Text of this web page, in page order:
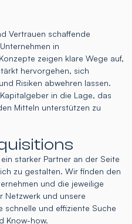
Vertrauen schaffende
in
zeigen klare Wege auf,
hervorgehen, sich
Risiken abwehren lassen.
in die Lage, das
Mitteln unterstützen zu
starker Partner an der Seite
zu gestalten. Wir finden den
und die jeweilige
Netzwerk und unsere
schnelle und effiziente Suche
Know-how.